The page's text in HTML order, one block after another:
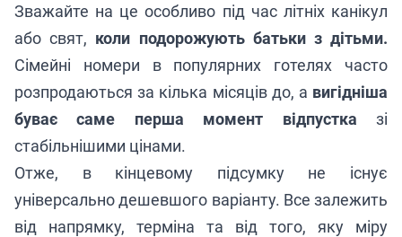
Зважайте на це особливо під час літніх канікул
або свят, коли подорожують батьки з дітьми.
Сімейні номери в популярних готелях часто
розпродаються за кілька місяців до, а вигідніша
буває саме перша момент відпустка зі
стабільнішими цінами.
Отже, в кінцевому підсумку не існує
універсально дешевшого варіанту. Все залежить
від напрямку, терміна та від того, яку міру